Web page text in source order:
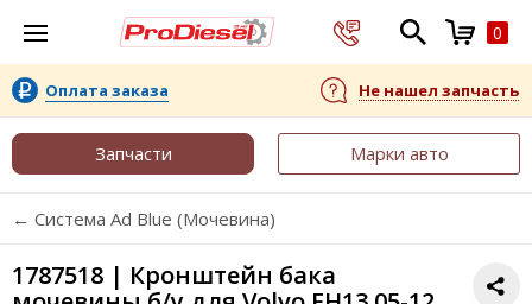
0
Оплата заказа Не нашел запчасть
Запчасти Марки авто
← Система Ad Blue (Мочевина)
1787518 | Кронштейн бака